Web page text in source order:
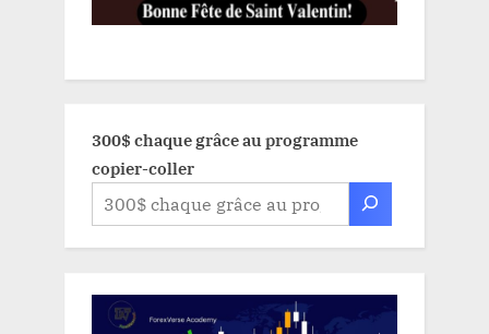
300$ chaque grâce au programme
copier-coller